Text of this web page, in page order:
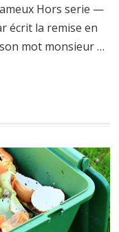
Hors serie —
écrit la remise en
mot monsieur …